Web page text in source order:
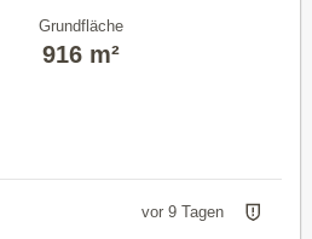
Grundfläche
916 m²
vor 9 Tagen